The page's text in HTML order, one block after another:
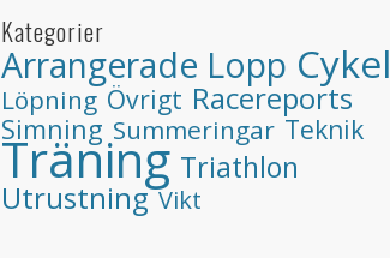
Kategorier
Arrangerade Lopp Cykel
Löpning Övrigt Racereports
Simning Summeringar Teknik
Träning Triathlon
Utrustning Vikt